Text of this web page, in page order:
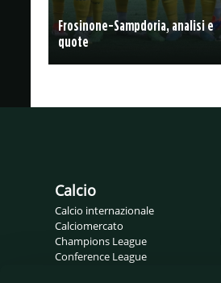
Frosinone-Sampdoria, analisi e
quote
Calcio
Calcio internazionale
Calciomercato
Champions League
Conference League